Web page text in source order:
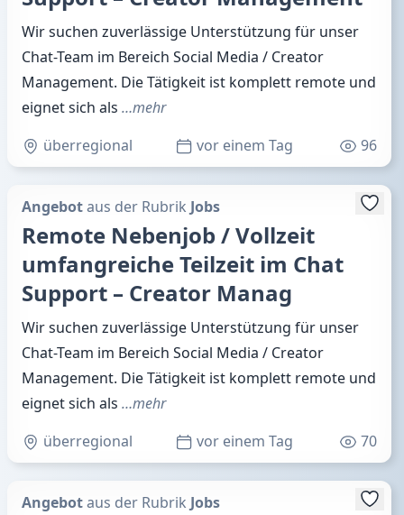
Wir suchen zuverlässige Unterstützung für unser
Chat-Team im Bereich Social Media / Creator
Management. Die Tätigkeit ist komplett remote und
eignet sich als …mehr
überregional
vor einem Tag 96
Angebotaus der Rubrik Jobs
Remote Nebenjob / Vollzeit
umfangreiche Teilzeit im Chat
Support – Creator Manag
Wir suchen zuverlässige Unterstützung für unser
Chat-Team im Bereich Social Media / Creator
Management. Die Tätigkeit ist komplett remote und
eignet sich als …mehr
überregional
vor einem Tag 70
Angebotaus der Rubrik Jobs